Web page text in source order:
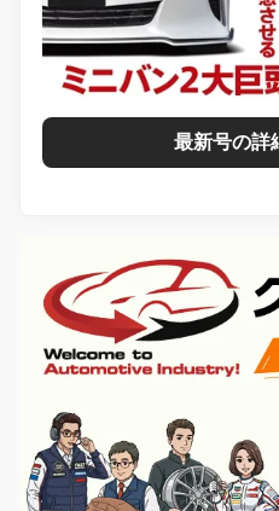
最新号の詳